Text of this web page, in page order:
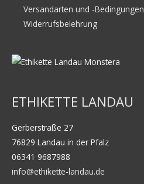
Versandarten und -Bedingungen
Widerrufsbelehrung
ETHIKETTE LANDAU
Gerberstraße 27
76829 Landau in der Pfalz
06341 9687988
info@ethikette-landau.de